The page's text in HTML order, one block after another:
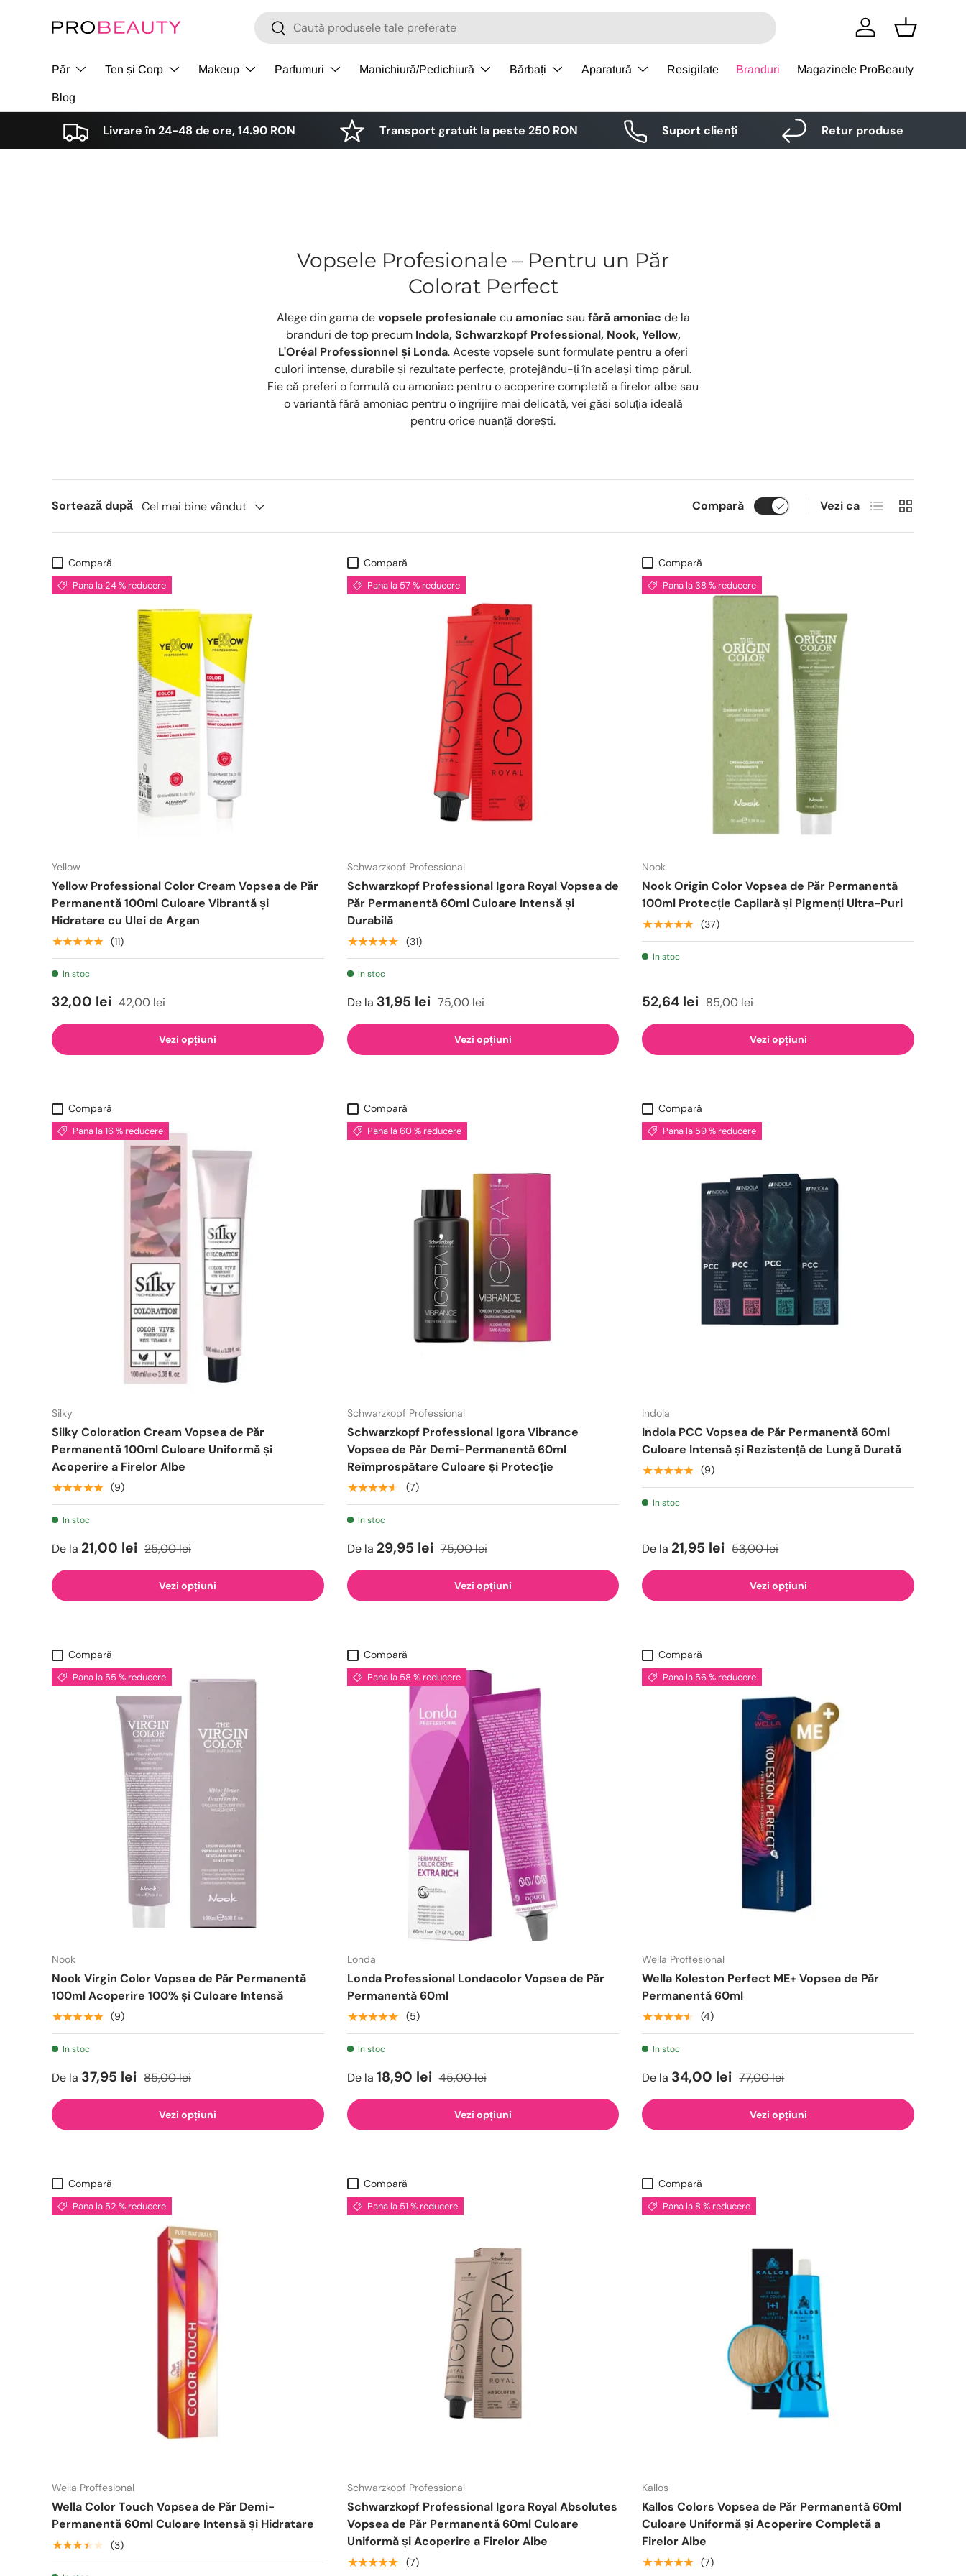
Sari la conținut
Cǎutare
Cǎutare Logare Cos
Păr Ten și Corp Makeup Parfumuri Manichiură/Pedichiură Bărbați Aparatură Resigilate Branduri Magazinele ProBeauty
Blog
Livrare în 24-48 de ore, 14.90 RON Transport gratuit la peste 250 RON Suport clienți Retur produse
Vopsele Profesionale – Pentru un Păr
Colorat Perfect
Alege din gama devopsele profesionale cu amoniac sau fără amoniac de la
branduri de top precum Indola, Schwarzkopf Professional, Nook, Yellow,
L'Oréal Professionnel și Londa. Aceste vopsele sunt formulate pentru a oferi
culori intense, durabile și rezultate perfecte, protejându-ți în același timp părul.
Fie că preferi o formulă cu amoniac pentru o acoperire completă a firelor albe sau
o variantă fără amoniac pentru o îngrijire mai delicată, vei găsi soluția ideală
pentru orice nuanță dorești.
Sorteazǎ dupǎ Cel mai bine vândut Compară Vezi ca Lista Grid
Compară
Pana la 24 % reducere
Yellow
Yellow Professional Color Cream Vopsea de Păr
Permanentă 100ml Culoare Vibrantă și
Hidratare cu Ulei de Argan
★★★★★ (11)
In stoc
32,00 lei 42,00 lei
Vezi opțiuni
Compară
Pana la 57 % reducere
Schwarzkopf Professional
Schwarzkopf Professional Igora Royal Vopsea de
Păr Permanentă 60ml Culoare Intensă și
Durabilă
★★★★★ (31)
In stoc
De la 31,95 lei 75,00 lei
Vezi opțiuni
Compară
Pana la 38 % reducere
Nook
Nook Origin Color Vopsea de Păr Permanentă
100ml Protecție Capilară și Pigmenți Ultra-Puri
★★★★★ (37)
In stoc
52,64 lei 85,00 lei
Vezi opțiuni
Compară
Pana la 16 % reducere
Silky
Silky Coloration Cream Vopsea de Păr
Permanentă 100ml Culoare Uniformă și
Acoperire a Firelor Albe
★★★★★ (9)
In stoc
De la 21,00 lei 25,00 lei
Vezi opțiuni
Compară
Pana la 60 % reducere
Schwarzkopf Professional
Schwarzkopf Professional Igora Vibrance
Vopsea de Păr Demi-Permanentă 60ml
Reîmprospătare Culoare și Protecție
★★★★★ (7)
In stoc
De la 29,95 lei 75,00 lei
Vezi opțiuni
Compară
Pana la 59 % reducere
Indola
Indola PCC Vopsea de Păr Permanentă 60ml
Culoare Intensă și Rezistență de Lungă Durată
★★★★★ (9)
In stoc
De la 21,95 lei 53,00 lei
Vezi opțiuni
Compară
Pana la 55 % reducere
Nook
Nook Virgin Color Vopsea de Păr Permanentă
100ml Acoperire 100% și Culoare Intensă
★★★★★ (9)
In stoc
De la 37,95 lei 85,00 lei
Vezi opțiuni
Compară
Pana la 58 % reducere
Londa
Londa Professional Londacolor Vopsea de Păr
Permanentă 60ml
★★★★★ (5)
In stoc
De la 18,90 lei 45,00 lei
Vezi opțiuni
Compară
Pana la 56 % reducere
Wella Proffesional
Wella Koleston Perfect ME+ Vopsea de Păr
Permanentă 60ml
★★★★★ (4)
In stoc
De la 34,00 lei 77,00 lei
Vezi opțiuni
Compară
Pana la 52 % reducere
Wella Proffesional
Wella Color Touch Vopsea de Păr Demi-
Permanentă 60ml Culoare Intensă și Hidratare
★★★★★ (3)
Compară
Pana la 51 % reducere
Schwarzkopf Professional
Schwarzkopf Professional Igora Royal Absolutes
Vopsea de Păr Permanentă 60ml Culoare
Uniformă și Acoperire a Firelor Albe
★★★★★ (7)
Compară
Pana la 8 % reducere
Kallos
Kallos Colors Vopsea de Păr Permanentă 60ml
Culoare Uniformă și Acoperire Completă a
Firelor Albe
★★★★★ (7)